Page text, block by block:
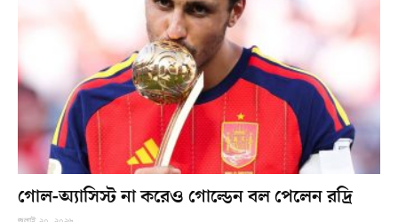
গোল-অ্যাসিস্ট না করেও গোল্ডেন বল পেলেন রদ্রি